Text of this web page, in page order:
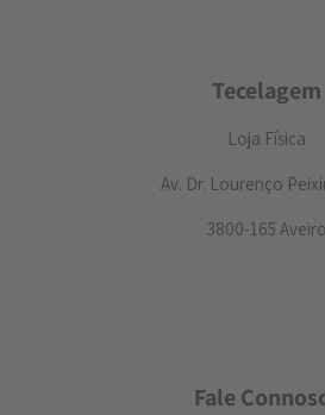
Tecelagem
Loja Física
Av. Dr. Lourenço
3800-165 Aveiro
Fale